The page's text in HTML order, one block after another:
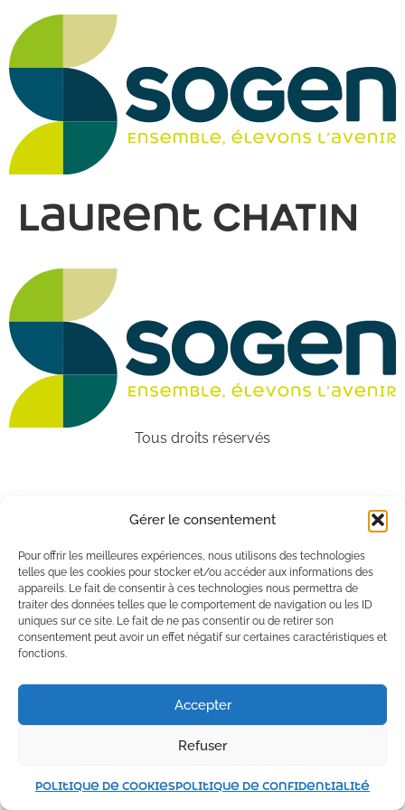
Gérer le consentement
Pour offrir les meilleures expériences, nous utilisons des technologies
telles que les cookies pour stocker et/ou accéder aux informations des
appareils. Le fait de consentir à ces technologies nous permettra de
traiter des données telles que le comportement de navigation ou les ID
uniques sur ce site. Le fait de ne pas consentir ou de retirer son
consentement peut avoir un effet négatif sur certaines caractéristiques et
fonctions.
Accepter
Refuser
Politique de cookiesPolitique de confidentialité
Laurent CHATIN
Tous droits réservés